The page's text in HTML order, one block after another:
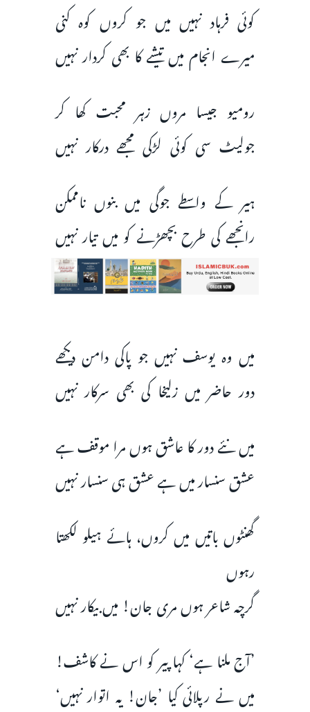
کوئی‌ فرہاد نہیں میں جو کروں کوہ کنی
میرے انجام میں تیشے کا بھی کردار نہیں
رومیو جیسا مروں زہر محبت کھا کر
جولیٹ سی کوئی لڑکی مجھے درکار نہیں
ہیر کے واسطے جوگی میں بنوں ناممکن
رانجھے کی طرح بچھڑنے کو میں تیار نہیں
میں وہ یوسف نہیں جو پاکی دامن دیکھے
دور حاضر میں زلیخا کی بھی سرکار نہیں
میں نئے دور کا عاشق ہوں مرا‌ موقف ہے
عشق سنسار میں ہے عشق ہی سنسار نہیں
گھنٹوں باتیں میں کروں، ہائے ہیلو لکھتا
رہوں
گرچہ شاعر ہوں مری جان! میں بیکار نہیں
’آج ملنا ہے‘ کہا پیر کو اس نے کاشف!
میں نے رپلائی کیا ’جان‌! یہ اتوار نہیں‘